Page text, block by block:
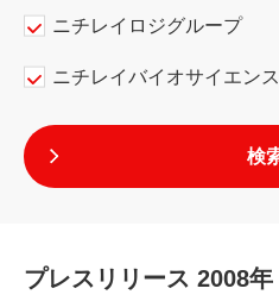
プレスリリース 2008年
ニチレイロジグループ
ニチレイバイオサイエンス